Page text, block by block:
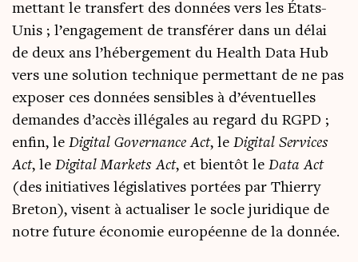
met­tant le trans­fert des don­nées vers les États-
Unis ; l’engagement de trans­fé­rer dans un délai
de deux ans l’hébergement du Health Data Hub
vers une solu­tion tech­nique per­met­tant de ne pas
expo­ser ces don­nées sen­sibles à d’éventuelles
demandes d’accès illé­gales au regard du RGPD ;
enfin, le Digi­tal Gover­nance Act, le Digi­tal Ser­vices
Act, le Digi­tal Mar­kets Act, et bien­tôt le Data Act
(des ini­tia­tives légis­la­tives por­tées par Thier­ry
Bre­ton), visent à actua­li­ser le socle juri­dique de
notre future éco­no­mie euro­péenne de la donnée.